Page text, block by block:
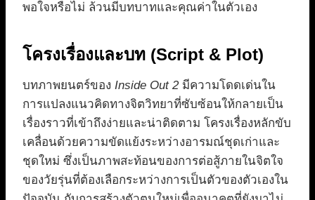
พอใจหรือไม่ ล้วนมีบทบาทและคุณค่าในตัวเอง
โครงเรื่องและบท (Script & Plot)
บทภาพยนตร์ของ Inside Out 2มีความโดดเด่นใน
การแปลงแนวคิดทางจิตวิทยาที่ซับซ้อนให้กลายเป็น
เรื่องราวที่เข้าถึงง่ายและน่าติดตาม โครงเรื่องหลักขับ
เคลื่อนด้วยความขัดแย้งระหว่างอารมณ์ชุดเก่าและ
ชุดใหม่ ซึ่งเป็นภาพสะท้อนของการต่อสู้ภายในจิตใจ
ของวัยรุ่นที่ต้องเลือกระหว่างการเป็นตัวของตัวเองใน